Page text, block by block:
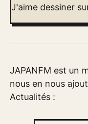
J'aime dessiner
JAPANFM est un
nous en nous
Actualités :